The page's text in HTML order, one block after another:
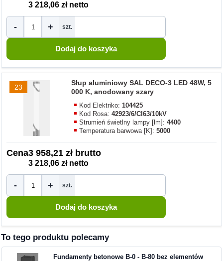
3 218,06 zł netto
- + szt.
23
Słup aluminiowy SAL DECO-3 LED 48W, 5
000 K, anodowany szary
Kod Elektriko:104425
Kod Rosa:42923/6/CI63/10kV
Strumień świetlny lampy [lm]:4400
Temperatura barwowa [K]:5000
Cena3 958,21 zł brutto
3 218,06 zł netto
- + szt.
To tego produktu polecamy
Fundamenty betonowe B-0 - B-80 bez elementów